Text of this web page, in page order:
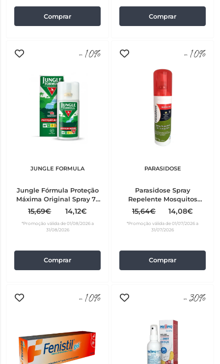
Comprar Comprar
-10%
JUNGLE FORMULA
Jungle Fórmula Proteção
Máxima Original Spray 75
15,69€ 14,12€
*Promoção válida de 01/08/2026 a
31/08/2026
Comprar
-10%
PARASIDOSE
Parasidose Spray
Repelente Mosquitos
Áreas Tropicais 100 ml
15,64€ 14,08€
*Promoção válida de 01/07/2026 a
31/07/2026
Comprar
-10% -30%